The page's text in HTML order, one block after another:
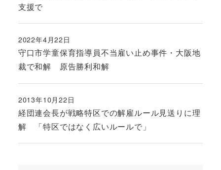
支援で
守口市学童保育指導員不当雇い止め事件・大阪地
裁で和解 原告勝利和解
投稿日
2022年4月22日
経団連会長が戦略特区での解雇ルール見送りに理
解 「特区ではなく広いルールで」
投稿日
2013年10月22日